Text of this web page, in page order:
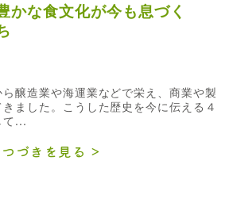
かな食文化が今も息づく
醸造業や海運業などで栄え、商業や製
ました。こうした歴史を今に伝える４
て...
つづきを見る